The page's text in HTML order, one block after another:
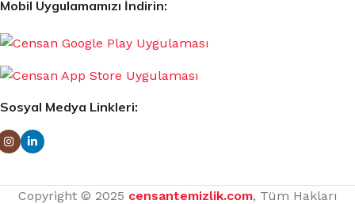
Mobil Uygulamamızı İndirin:
Sosyal Medya Linkleri:
Copyright © 2025 censantemizlik.com, Tüm Hakları